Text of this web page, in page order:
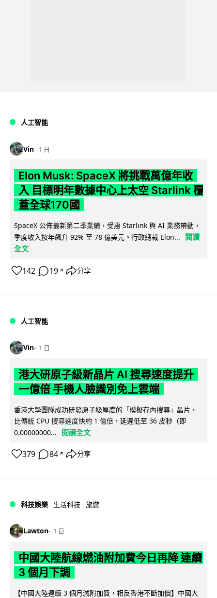
人工智能
Vin 1 日
Elon Musk: SpaceX 將挑戰萬億年收
入 目標明年數據中心上太空 Starlink 覆
蓋全球170國
SpaceX 公佈最新第二季業績，受惠 Starlink 與 AI 業務帶動，
季度收入按年飆升 92% 至 78 億美元。行政總裁 Elon...
閱讀
全文
142 19 ↗ 分享
人工智能
Vin 1 日
港大研原子級新晶片 AI 搜尋速度提升
一億倍 手機人臉識別免上雲端
香港大學團隊成功研發原子級厚度的「模擬存內搜尋」晶片，
比傳統 CPU 搜尋速度快約 1 億倍，延遲低至 36 皮秒（即
0.00000000...
閱讀全文
379 84 ↗ 分享
科技娛樂 生活科技 旅遊
Lawton 1 日
中國大陸航線燃油附加費今日再降 連續
3 個月下調
【中國大陸連續 3 個月減附加費，相反香港不斷加價】中國大